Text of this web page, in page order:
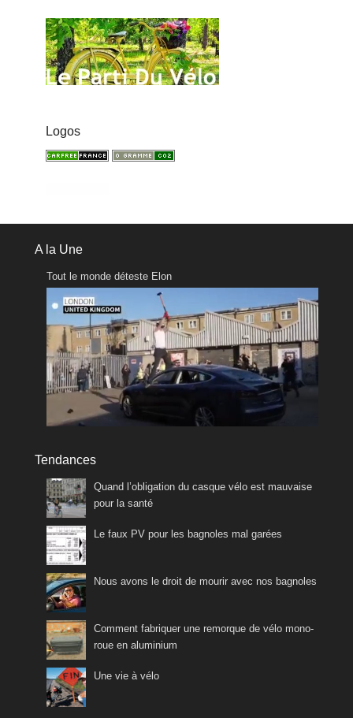
Logos
A la Une
Tout le monde déteste Elon
Tendances
Quand l’obligation du casque vélo est mauvaise
pour la santé
Le faux PV pour les bagnoles mal garées
Nous avons le droit de mourir avec nos bagnoles
Comment fabriquer une remorque de vélo mono-
roue en aluminium
Une vie à vélo